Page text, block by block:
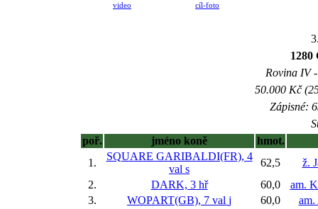
video cíl-foto
1280
Rovina IV
50.000 Kč
Zápisné:
poř.
jméno koně
hmot.
1.
SQUARE GARIBALDI(FR), 4
val s
62,5
ž.
2.
DARK, 3 hř 60,0
am.
3.
WOPART(GB), 7 val j 60,0
am.